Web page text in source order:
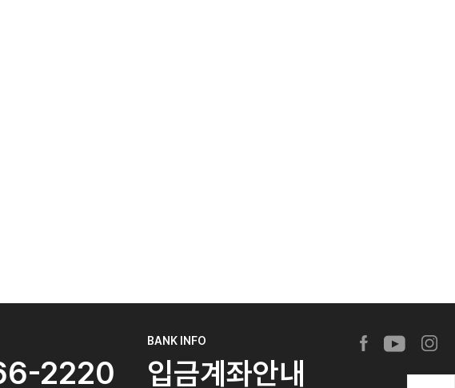
2220
BANK INFO
입금계좌안내